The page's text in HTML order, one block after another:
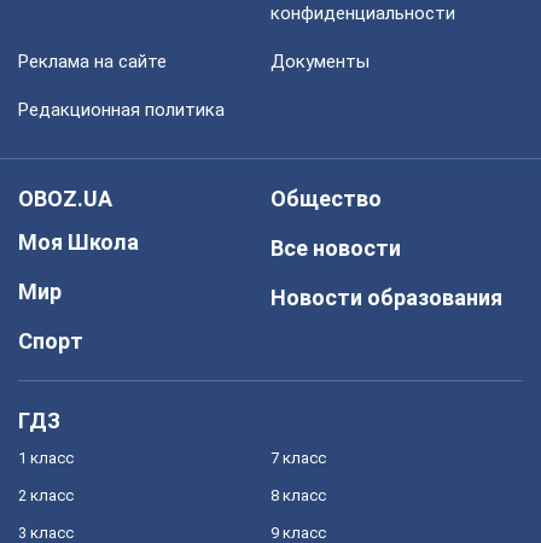
конфиденциальности
Реклама на сайте Документы
Редакционная политика
OBOZ.UA
Моя Школа
Мир
Спорт
Общество
Все новости
Новости образования
ГДЗ
1 класс
2 класс
3 класс
7 класс
8 класс
9 класс